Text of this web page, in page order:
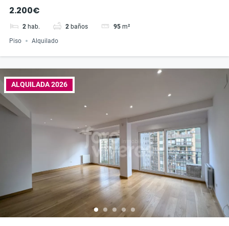
2.200€
2 hab. 2 baños 95 m²
Piso Alquilado
ALQUILADA 2026